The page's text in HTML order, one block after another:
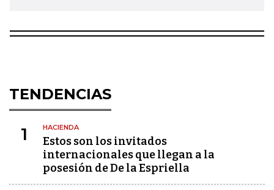
TENDENCIAS
1 HACIENDA
Estos son los invitados
internacionales que llegan a la
posesión de De la Espriella